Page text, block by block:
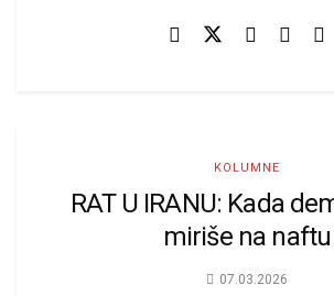
KOLUMNE
RAT U IRANU: Kada
miriše na naftu
07.03.2026